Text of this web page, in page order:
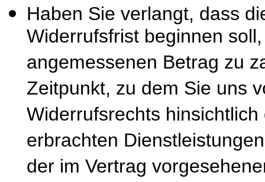
Haben Sie verlangt, dass
Widerrufsfrist beginnen
angemessenen Betrag zu
Zeitpunkt, zu dem Sie uns
Widerrufsrechts
erbrachten
der im Vertrag